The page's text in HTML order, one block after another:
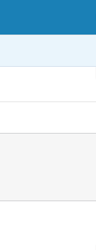
content